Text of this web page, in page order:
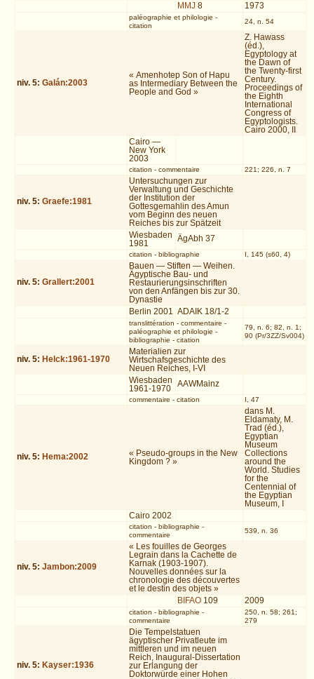
MMJ 8 1973
paléographie et philologie -
citation
24, n. 54
niv. 5:Galán:2003
« Amenhotep Son of Hapu
as Intermediary Between the
People and God »
Z. Hawass
(éd.),
Egyptology at
the Dawn of
the Twenty-first
Century.
Proceedings of
the Eighth
International
Congress of
Egyptologists.
Cairo 2000, II
Cairo —
New York
2003
citation - commentaire 221; 226, n. 7
niv. 5:Graefe:1981
Untersuchungen zur
Verwaltung und Geschichte
der Institution der
Gottesgemahlin des Amun
vom Beginn des neuen
Reiches bis zur Spätzeit
Wiesbaden
1981
ÄgAbh 37
citation - bibliographie I, 145 (s60, 4)
niv. 5:Grallert:2001
Bauen — Stiften — Weihen.
Ägyptische Bau- und
Restaurierungsinschriften
von den Anfängen bis zur 30.
Dynastie
Berlin 2001 ADAIK 18/1-2
translittération - commentaire -
paléographie et philologie -
bibliographie - citation
79, n. 6; 82, n. 1;
90 (Pr/3ZZ/Sv004)
niv. 5: Helck:1961-1970
Materialien zur
Wirtschafsgeschichte des
Neuen Reiches, I-VI
Wiesbaden
1961-1970
AAWMainz
commentaire - citation I, 47
niv. 5: Hema:2002
« Pseudo-groups in the New
Kingdom ? »
dans M.
Eldamaty, M.
Trad (éd.),
Egyptian
Museum
Collections
around the
World. Studies
for the
Centennial of
the Egyptian
Museum, I
Cairo 2002
citation - bibliographie -
commentaire
539, n. 36
niv. 5:Jambon:2009
« Les fouilles de Georges
Legrain dans la Cachette de
Karnak (1903-1907).
Nouvelles données sur la
chronologie des découvertes
et le destin des objets »
BIFAO 109 2009
citation - bibliographie -
commentaire
250, n. 58; 261;
279
niv. 5: Kayser:1936
Die Tempelstatuen
ägyptischer Privatleute im
mittleren und im neuen
Reich, Inaugural-Dissertation
zur Erlangung der
Doktorwürde einer Hohen